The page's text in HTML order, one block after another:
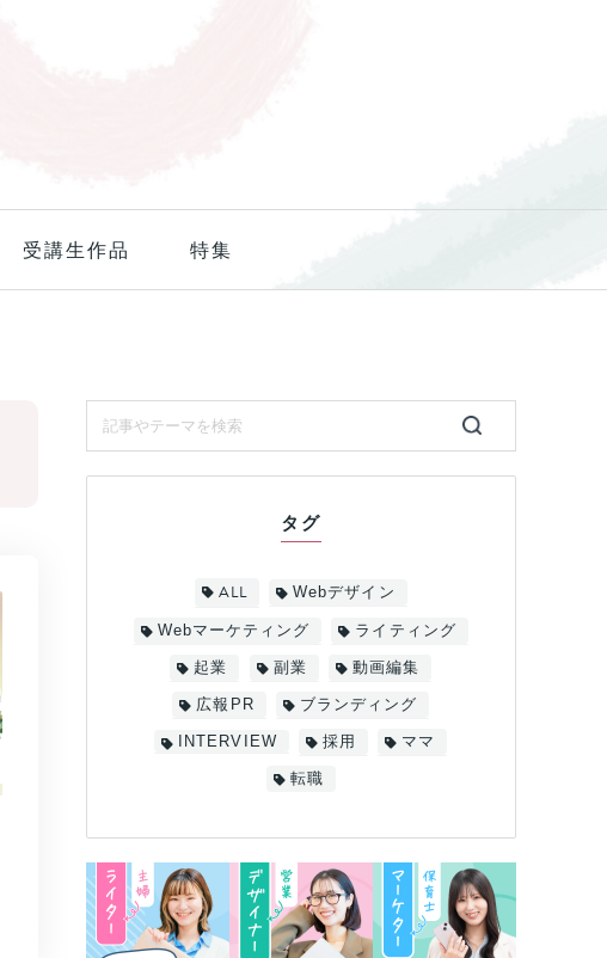
受講生作品 特集
タグ
ALL Webデザイン
Webマーケティング ライティング
起業 副業 動画編集
広報PR ブランディング
INTERVIEW 採用 ママ
転職